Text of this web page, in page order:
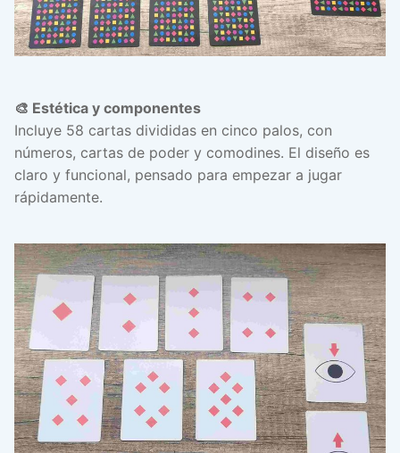
🎨 Estética y componentes
Incluye 58 cartas divididas en cinco palos, con
números, cartas de poder y comodines. El diseño es
claro y funcional, pensado para empezar a jugar
rápidamente.